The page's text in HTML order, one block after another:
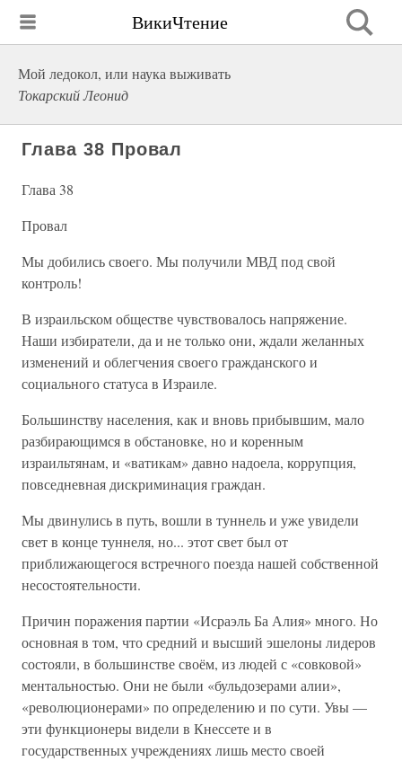
ВикиЧтение
Мой ледокол, или наука выживать
Токарский Леонид
Глава 38 Провал
Глава 38
Провал
Мы добились своего. Мы получили МВД под свой
контроль!
В израильском обществе чувствовалось напряжение.
Наши избиратели, да и не только они, ждали желанных
изменений и облегчения своего гражданского и
социального статуса в Израиле.
Большинству населения, как и вновь прибывшим, мало
разбирающимся в обстановке, но и коренным
израильтянам, и «ватикам» давно надоела, коррупция,
повседневная дискриминация граждан.
Мы двинулись в путь, вошли в туннель и уже увидели
свет в конце туннеля, но... этот свет был от
приближающегося встречного поезда нашей собственной
несостоятельности.
Причин поражения партии «Исраэль Ба Алия» много. Но
основная в том, что средний и высший эшелоны лидеров
состояли, в большинстве своём, из людей с «совковой»
ментальностью. Они не были «бульдозерами алии»,
«революционерами» по определению и по сути. Увы —
эти функционеры видели в Кнессете и в
государственных учреждениях лишь место своей